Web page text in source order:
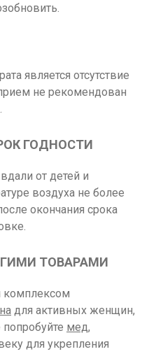
является отсутствие
не рекомендован
ГОДНОСТИ
от детей и
воздуха не более
окончания срока
ТОВАРАМИ
комплексом
для активных женщин,
попробуйте мед,
для укрепления